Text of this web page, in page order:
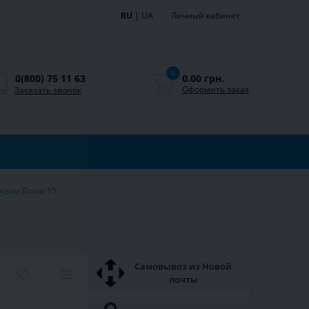
RU | UA Личный кабинет
0(800) 75 11 63
Заказать звонок
0 0.00 грн.
Оформить заказ
Boom 15
Самовывоз из Новой
почты